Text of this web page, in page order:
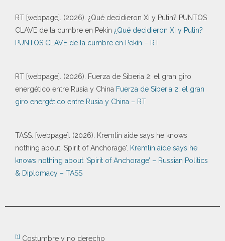
RT [webpage]. (2026). ¿Qué decidieron Xi y Putin? PUNTOS
CLAVE de la cumbre en Pekín ¿Qué decidieron Xi y Putin?
PUNTOS CLAVE de la cumbre en Pekín – RT
RT [webpage]. (2026). Fuerza de Siberia 2: el gran giro
energético entre Rusia y China Fuerza de Siberia 2: el gran
giro energético entre Rusia y China – RT
TASS. [webpage]. (2026). Kremlin aide says he knows
nothing about ‘Spirit of Anchorage’. Kremlin aide says he
knows nothing about ‘Spirit of Anchorage’ – Russian Politics
& Diplomacy – TASS
[1] Costumbre y no derecho